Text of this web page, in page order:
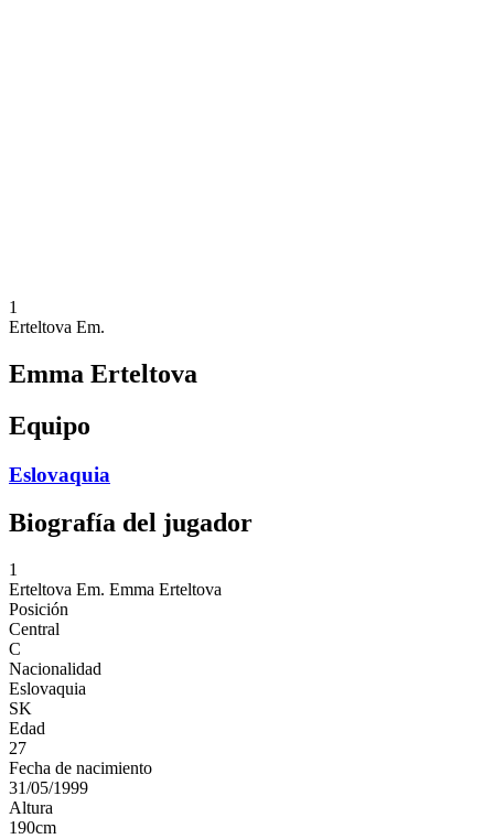
1
Erteltova Em.
Emma Erteltova
Equipo
Eslovaquia
Biografía del jugador
1
Erteltova Em. Emma Erteltova
Posición
Central
C
Nacionalidad
Eslovaquia
SK
Edad
27
Fecha de nacimiento
31/05/1999
Altura
190cm